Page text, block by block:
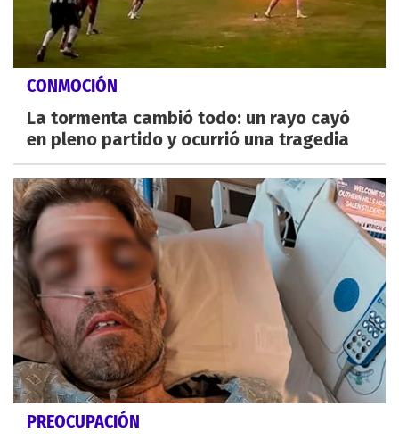
CONMOCIÓN
La tormenta cambió todo: un rayo cayó
en pleno partido y ocurrió una tragedia
PREOCUPACIÓN